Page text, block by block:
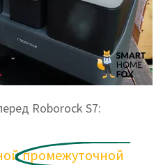
Roborock S7:
промежуточной